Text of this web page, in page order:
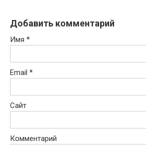
Добавить комментарий
Имя *
Email *
Сайт
Комментарий